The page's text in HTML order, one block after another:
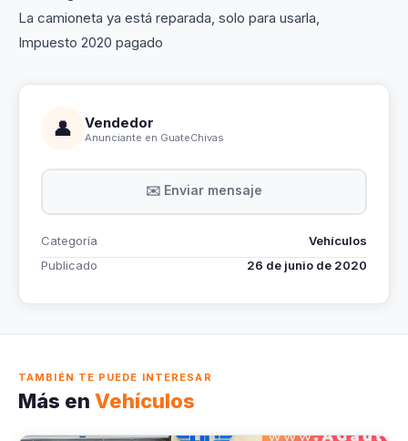
La camioneta ya está reparada, solo para usarla,
Impuesto 2020 pagado
👤 Vendedor
Anunciante en GuateChivas
✉️ Enviar mensaje
Categoría
Vehículos
Publicado
26 de junio de 2020
TAMBIÉN TE PUEDE INTERESAR
Más en Vehículos